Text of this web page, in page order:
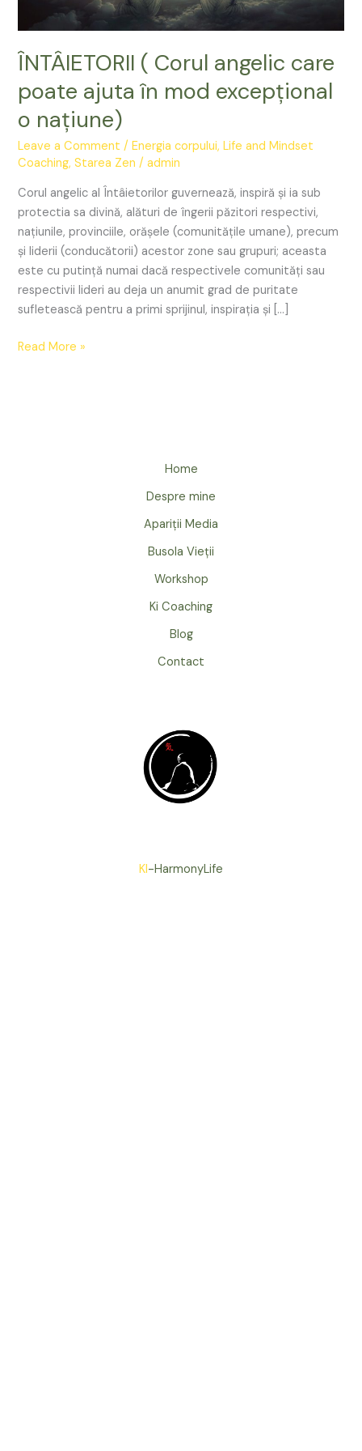
ÎNTÂIETORII ( Corul angelic care
poate ajuta în mod excepțional
o națiune)
Leave a Comment /Energia corpului,Life and Mindset
Coaching,Starea Zen /admin
Corul angelic al Întâietorilor guvernează, inspiră și ia sub
protectia sa divină, alături de îngerii păzitori respectivi,
națiunile, provinciile, orășele (comunitățile umane), precum
și liderii (conducătorii) acestor zone sau grupuri; aceasta
este cu putință numai dacă respectivele comunități sau
respectivii lideri au deja un anumit grad de puritate
sufletească pentru a primi sprijinul, inspirația și […]
excepțional
națiune)
Read More »
Home
Despre mine
Apariții Media
Busola Vieții
Workshop
Ki Coaching
Blog
Contact
KI-HarmonyLife